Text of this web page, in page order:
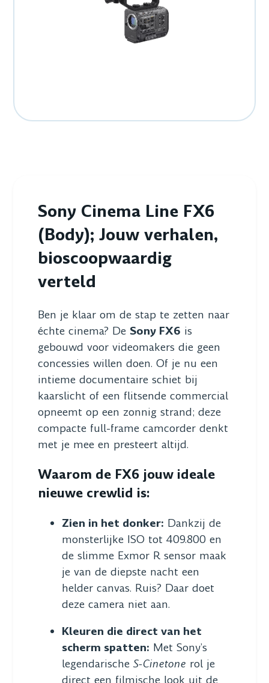
Sony Cinema Line FX6
(Body); Jouw verhalen,
bioscoopwaardig
verteld
Ben je klaar om de stap te zetten naar
échte cinema? De Sony FX6 is
gebouwd voor videomakers die geen
concessies willen doen. Of je nu een
intieme documentaire schiet bij
kaarslicht of een flitsende commercial
opneemt op een zonnig strand; deze
compacte full-frame camcorder denkt
met je mee en presteert altijd.
Waarom de FX6 jouw ideale
nieuwe crewlid is:
Zien in het donker: Dankzij de
monsterlijke ISO tot 409.800 en
de slimme Exmor R sensor maak
je van de diepste nacht een
helder canvas. Ruis? Daar doet
deze camera niet aan.
Kleuren die direct van het
scherm spatten: Met Sony’s
legendarische S-Cinetone rol je
direct een filmische look uit de